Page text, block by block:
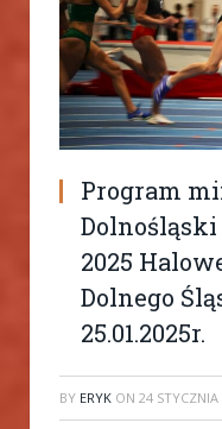
Program
2025
Dolnego
25.01.2025r.
BY ERYK ON 24